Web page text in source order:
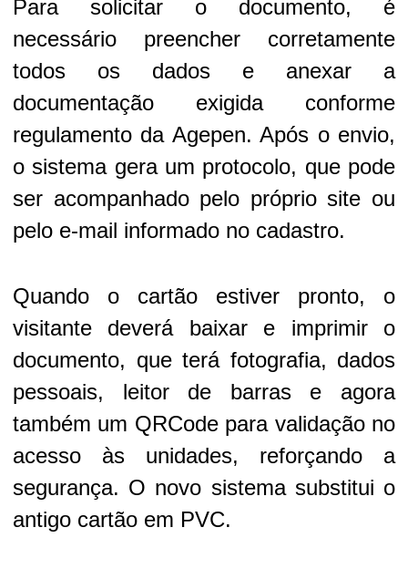
Para solicitar o documento, é
necessário preencher corretamente
todos os dados e anexar a
documentação exigida conforme
regulamento da Agepen. Após o envio,
o sistema gera um protocolo, que pode
ser acompanhado pelo próprio site ou
pelo e-mail informado no cadastro.
Quando o cartão estiver pronto, o
visitante deverá baixar e imprimir o
documento, que terá fotografia, dados
pessoais, leitor de barras e agora
também um QRCode para validação no
acesso às unidades, reforçando a
segurança. O novo sistema substitui o
antigo cartão em PVC.